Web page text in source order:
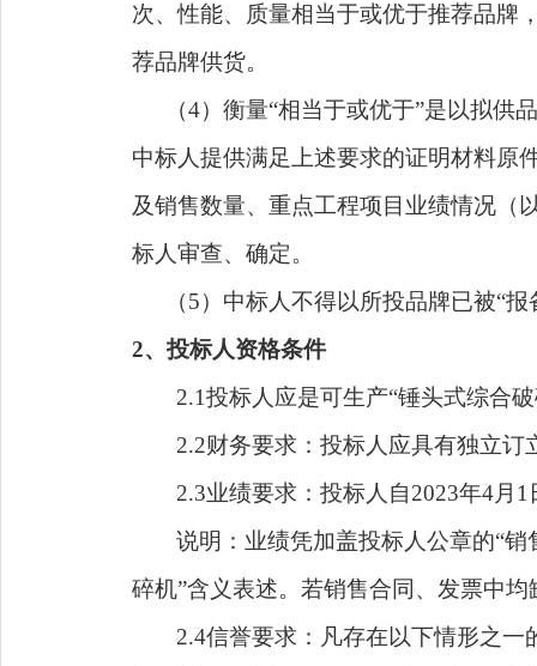
次、性能、质量相当于或优于推荐品牌
荐品牌供货。
（4） 衡量“相当于或优于”是以拟供
中标人提供满足上述要求的证明材料原
及销售数量、重点工程项目业绩情况（
标人审查、 确定。
（5） 中标人不得以所投品牌已被“
2、投标人资格条件
2.1投标人应是可生产“锤头式综合
2.2财务要求：投标人应具有独立
2.3业绩要求： 投标人自2023年4月
说明：业绩凭加盖投标人公章的“销
碎机”含义表述。若销售合同、发票中
2.4信誉要求：凡存在以下情形之一